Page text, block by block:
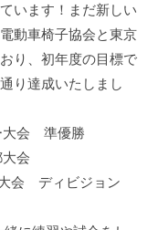
います！まだ新しい
動車椅子協会と東京
り、初年度の目標で
り達成いたしまし
大会 準優勝
会
会 ディビジョン